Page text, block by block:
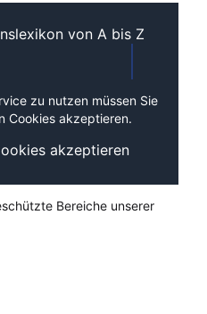
von A bis Z
zu nutzen müssen Sie
Cookies akzeptieren.
akzeptieren
Bereiche unserer